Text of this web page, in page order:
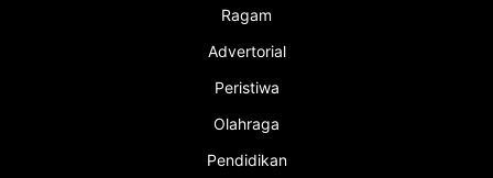
Ragam
Advertorial
Peristiwa
Olahraga
Pendidikan